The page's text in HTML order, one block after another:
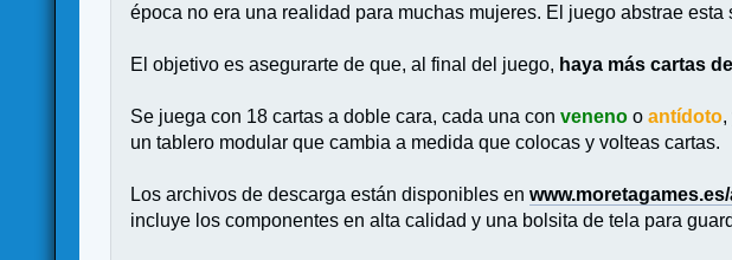
época no era una realidad para muchas mujeres. El juego abstrae
El objetivo es asegurarte de que, al final del juego, haya más cartas
Se juega con 18 cartas a doble cara, cada una conveneno oantídoto,
un tablero modular que cambia a medida que colocas y volteas cartas.
Los archivos de descarga están disponibles en
incluye los componentes en alta calidad y una bolsita de tela para